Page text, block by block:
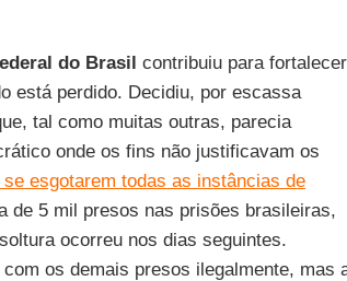
do Brasil contribuiu para fortalecer
está perdido. Decidiu, por escassa
tal como muitas outras, parecia
onde os fins não justificavam os
esgotarem todas as instâncias de
de 5 mil presos nas prisões brasileiras,
ocorreu nos dias seguintes.
os demais presos ilegalmente, mas